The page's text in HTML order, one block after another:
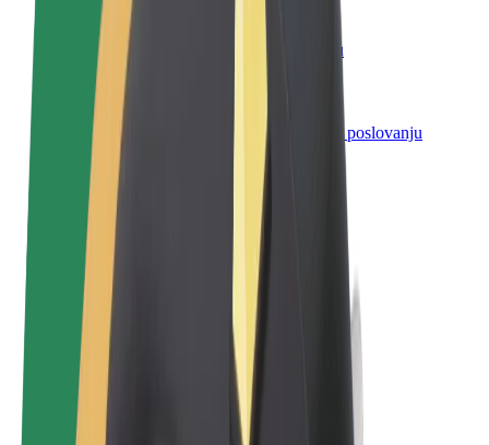
Registriraj se kao vlasnik flote
Dodaj svoju flotu na Bolt i povećaj zaradu
Bolt for Business
Bolt proizvodi i usluge prilagođeni tvojem poslovanju
Uvjeti i odredbe
Privatnost
Kolačići
© 2026 Bolt Technology OÜ
Proizvodi